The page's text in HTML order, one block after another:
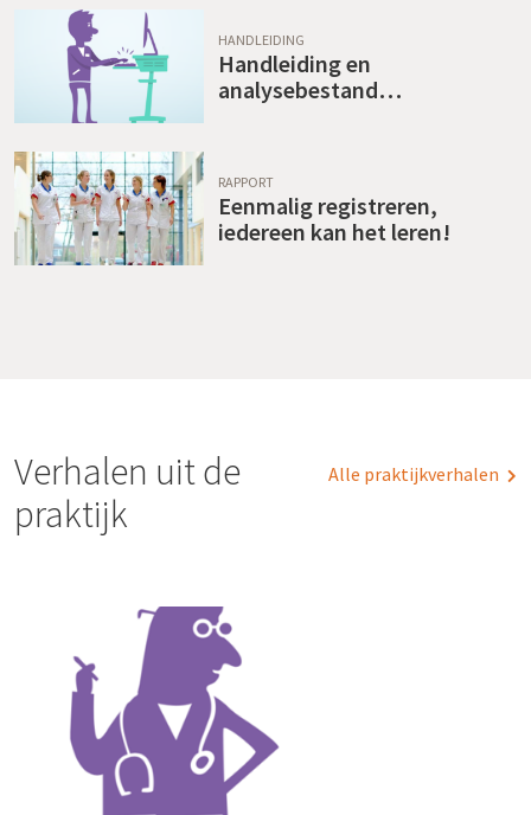
HANDLEIDING
Handleiding en
analysebestand
RAPPORT
Eenmalig registreren,
iedereen kan het leren!
Alle praktijkverhalen
Verhalen uit de
praktijk